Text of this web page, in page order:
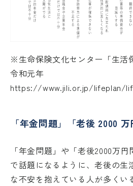
※生命保険文化センター「生活
令和元年
https://www.jili.or.jp/lifeplan/
「年金問題」「老後 2000
「年金問題」や「老後2000万
で話題になるように、老後の生
な不安を抱えている人が多くい